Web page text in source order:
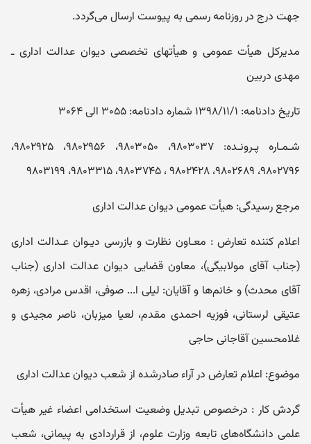
جهت درج در روزنامه رسمی به پیوست ارسال می‌گردد.
مدیرکل هیأت عمومی و هیأتهای تخصصی دیوان عدالت اداری ـ
مهدی دربین
تاریخ دادنامه: ۱۳۹۸/۱۱/۱ شماره دادنامه: ۳۰۵۵ الی ۳۰۶۴
شـمـاره پـرونـده: ۹۸۰۳۰۳۷، ۹۸۰۳۰۵۰، ۹۸۰۲۹۵۶، ۹۸۰۲۹۲۵،
۹۸۰۲۷۹۶، ۹۸۰۲۶۸۹، ۹۸۰۲۴۲۸ ، ۹۸۰۳۷۴۵، ۹۸۰۳۳۱۵، ۹۸۰۳۱۹۹
مرجع رسیدگی: هیأت عمومی دیوان عدالت اداری
اعلام‌ کننده تعارض : معـاون نظارت و بازرسی دیـوان عـدالت اداری
(جناب آقای مولابیگی)، معاون قضایی دیوان عدالت اداری (جناب
آقای محدث) و خانم‌ها و آقایان: لیلی ا... صوفی، اقدس مرادی، زهره
عتیقی لرستانی، فوزیه احمدی مقدم، لعیا میزبان، ناصر مجیدی و
غلامحسین آقاجانی حاجی
موضوع: اعلام تعارض در آراء صادر‌شده از شعب دیوان عدالت اداری
گردش کار : درخصوص تبدیل وضعیت استخدامی اعضاء غیر هیأت
علمی دانشگاه‌های تابعه وزارت علوم، از قراردادی به پیمانی، شعب